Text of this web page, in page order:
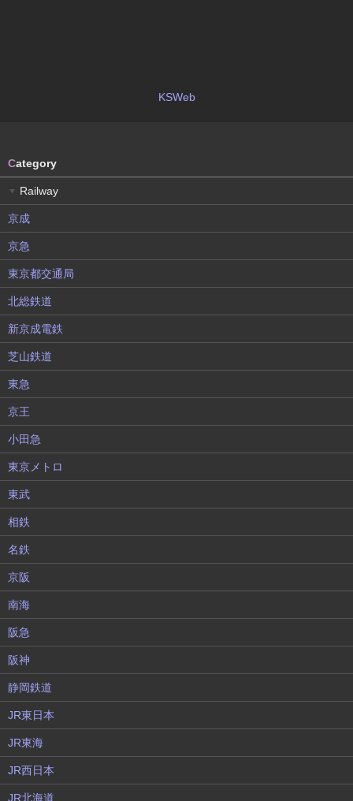
KSWeb
Category
▼ Railway
京成
京急
東京都交通局
北総鉄道
新京成電鉄
芝山鉄道
東急
京王
小田急
東京メトロ
東武
相鉄
名鉄
京阪
南海
阪急
阪神
静岡鉄道
JR東日本
JR東海
JR西日本
JR北海道